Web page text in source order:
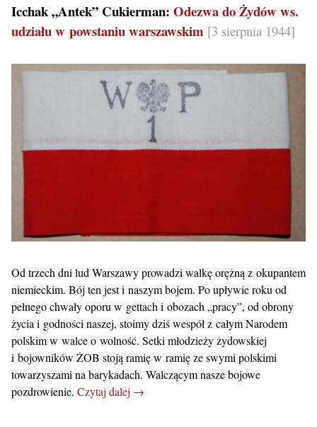
Icchak „Antek” Cukierman: Odezwa do Żydów ws.
udziału w powstaniu warszawskim [3 sierpnia 1944]
Od trzech dni lud Warszawy prowadzi walkę orężną z okupantem
niemieckim. Bój ten jest i naszym bojem. Po upływie roku od
pełnego chwały oporu w gettach i obozach „pracy”, od obrony
życia i godności naszej, stoimy dziś wespół z całym Narodem
polskim w walce o wolność. Setki młodzieży żydowskiej
i bojowników ŻOB stoją ramię w ramię ze swymi polskimi
towarzyszami na barykadach. Walczącym nasze bojowe
pozdrowienie. Czytaj dalej →